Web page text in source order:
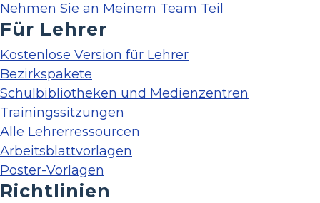
Nehmen Sie an Meinem Team Teil
Für Lehrer
Kostenlose Version für Lehrer
Bezirkspakete
Schulbibliotheken und Medienzentren
Trainingssitzungen
Alle Lehrerressourcen
Arbeitsblattvorlagen
Poster-Vorlagen
Richtlinien